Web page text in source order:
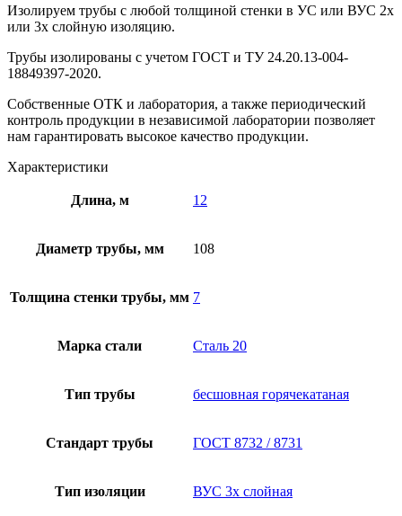
Изолируем трубы с любой толщиной стенки в УС или ВУС 2х
или 3х слойную изоляцию.
Трубы изолированы с учетом ГOCT и TУ 24.20.13-004-
18849397-2020.
Собственные ОТК и лаборатория, а также периодический
контроль продукции в независимой лаборатории позволяет
нам гарантировать высокое качество продукции.
Характеристики
Длина, м 12
Диаметр трубы, мм 108
Толщина стенки трубы, мм 7
Марка стали Сталь 20
Тип трубы бесшовная горячекатаная
Стандарт трубы ГОСТ 8732 / 8731
Тип изоляции ВУС 3х слойная